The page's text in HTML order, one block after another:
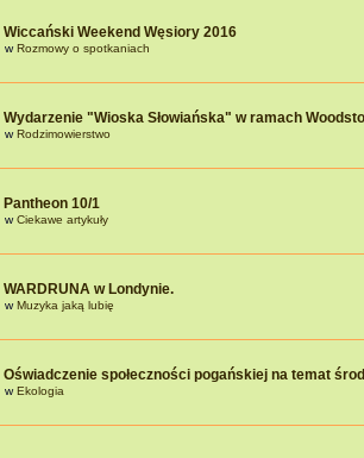
Wiccański Weekend Węsiory 2016
wRozmowy o spotkaniach
Wydarzenie "Wioska Słowiańska" w ramach
wRodzimowierstwo
Pantheon 10/1
wCiekawe artykuły
WARDRUNA w Londynie.
wMuzyka jaką lubię
Oświadczenie społeczności pogańskiej na temat
wEkologia